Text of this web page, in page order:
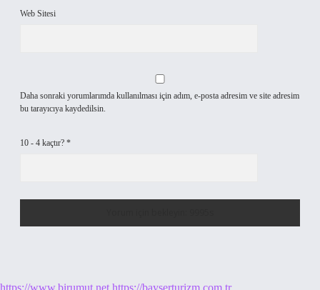
Web Sitesi
Daha sonraki yorumlarımda kullanılması için adım, e-posta adresim ve site adresim
bu tarayıcıya kaydedilsin.
10 - 4 kaçtır? *
https://www.birumut.net https://bayserturizm.com.tr